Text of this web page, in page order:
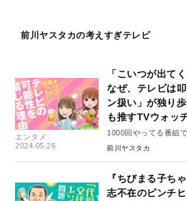
前川ヤスタカの考えすぎテレビ
エンタメ
2024.05.26
「こいつが出て
なぜ、テレビは
ン扱い」が独り
も推すTVウォッ
1000回やってる番組
が!?
前川ヤスタカ
『ちびまる子ち
志不在のピンチ